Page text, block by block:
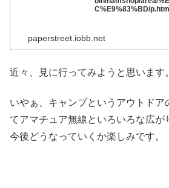
C%E9%83%BD/
paperstreet.iobb.net
近々、見に行ってみようと思います。
いやぁ、キャンプというアウトドア
てアマチュア無線といろいろな広が
今後どうなっていくか楽しみです。